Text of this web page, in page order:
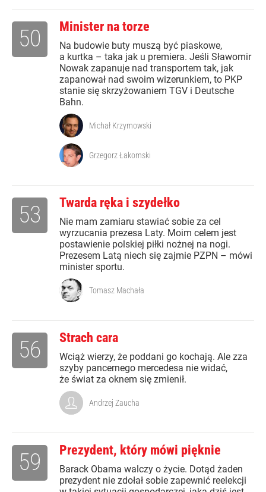
Minister na torze
Na budowie buty muszą być piaskowe,
a kurtka – taka jak u premiera. Jeśli Sławomir
Nowak zapanuje nad transportem tak, jak
zapanował nad swoim wizerunkiem, to PKP
stanie się skrzyżowaniem TGV i Deutsche
Bahn.
50
Michał Krzymowski
Grzegorz Łakomski
Twarda ręka i szydełko
Nie mam zamiaru stawiać sobie za cel
wyrzucania prezesa Laty. Moim celem jest
postawienie polskiej piłki nożnej na nogi.
Prezesem Latą niech się zajmie PZPN – mówi
minister sportu.
53
Tomasz Machała
Strach cara
Wciąż wierzy, że poddani go kochają. Ale zza
szyby pancernego mercedesa nie widać,
że świat za oknem się zmienił.
56
Andrzej Zaucha
Prezydent, który mówi pięknie
Barack Obama walczy o życie. Dotąd żaden
prezydent nie zdołał sobie zapewnić reelekcji
59